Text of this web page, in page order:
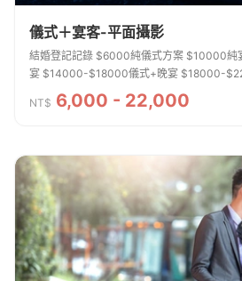
儀式＋宴客-平面攝影
結婚登記記錄 $6000純儀式方案 $10000純宴客方案 $12000儀式+午
宴 $14000-$18000儀式+晚宴 $18000-$220001. 交件張數約300張
~1000張左右，拍攝張數無上線，拍攝檔案
NT$ 6,000 - 22,000